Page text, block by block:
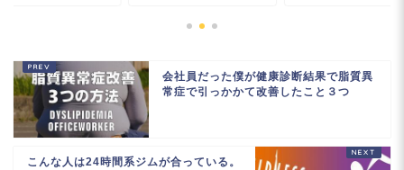
会社員だった僕が健康診断結果で脂質異
常症で引っかかて改善したこと３つ
こんな人は24時間系ジムが合っている。